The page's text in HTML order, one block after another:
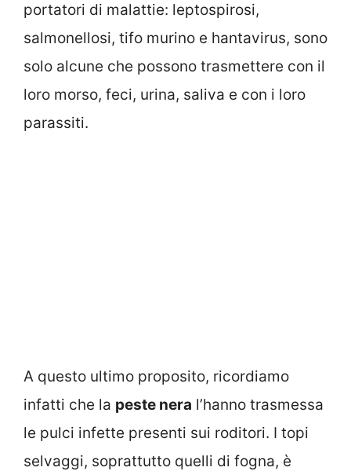
portatori di malattie: leptospirosi,
salmonellosi, tifo murino e hantavirus, sono
solo alcune che possono trasmettere con il
loro morso, feci, urina, saliva e con i loro
parassiti.
A questo ultimo proposito, ricordiamo
infatti che la peste nera l’hanno trasmessa
le pulci infette presenti sui roditori. I topi
selvaggi, soprattutto quelli di fogna, è